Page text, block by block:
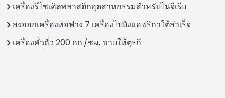
เครื่องรีไซเคิลพลาสติกอุตสาหกรรมสำหรับไนจีเรีย
ส่งออกเครื่องห่อฟาง 7 เครื่องไปยังแอฟริกาใต้สำเร็จ
เครื่องคั่วถั่ว 200 กก./ชม. ขายให้ตุรกี